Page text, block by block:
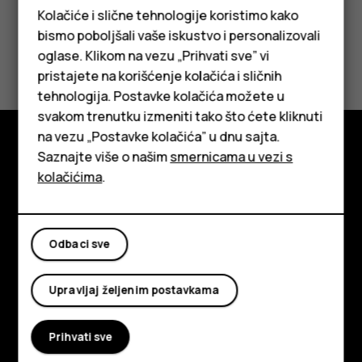
Pametni telefoni
Klasični telefoni
Tableti
Da li vam je ovo bilo korisno?
Da Ne
Istražite
Planet and people
Podrška
FacebookInstagram
TiktokYoutubeLinkedinDiscord
Kolačiće i slične tehnologije koristimo kako
bismo poboljšali vaše iskustvo i personalizovali
oglase. Klikom na vezu „Prihvati sve” vi
pristajete na korišćenje kolačića i sličnih
tehnologija. Postavke kolačića možete u
svakom trenutku izmeniti tako što ćete kliknuti
na vezu „Postavke kolačića” u dnu sajta.
Saznajte više o našimsmernicama u vezi s
kolačićima.
Odbaci sve
Upravljaj željenim postavkama
Prihvati sve